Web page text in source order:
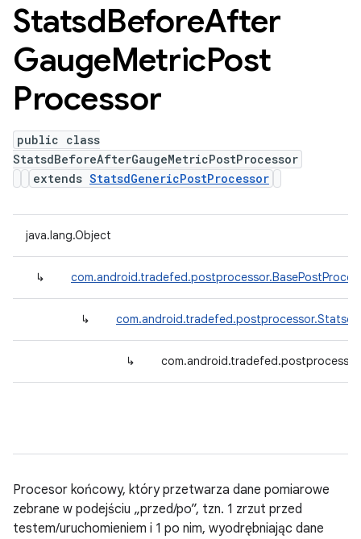
StatsdBeforeAfter
GaugeMetricPost
Processor
public class
StatsdBeforeAfterGaugeMetricPostProcessor
extends StatsdGenericPostProcessor
java.lang.Object
↳
↳
↳
Procesor końcowy, który przetwarza dane pomiarowe
zebrane w podejściu „przed/po”, tzn. 1 zrzut przed
testem/uruchomieniem i 1 po nim, wyodrębniając dane